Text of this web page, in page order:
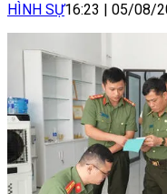
HÌNH SỰ16:23 | 05/08/